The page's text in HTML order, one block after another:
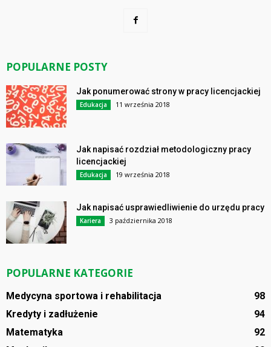
POPULARNE POSTY
Jak ponumerować strony w pracy licencjackiej
Edukacja 11 września 2018
Jak napisać rozdział metodologiczny pracy
licencjackiej
Edukacja 19 września 2018
Jak napisać usprawiedliwienie do urzędu pracy
Kariera 3 października 2018
POPULARNE KATEGORIE
Medycyna sportowa i rehabilitacja
98
Kredyty i zadłużenie
94
Matematyka
92